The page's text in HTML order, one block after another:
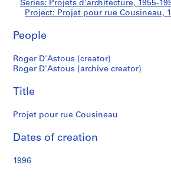
s
o
u
s
f
o
d
Cousineau
Series: Projets d'architecture, 1955-
Project: Projet pour rue Cousineau,
People
Roger D'Astous (creator)
Roger D'Astous (archive creator)
Title
Projet pour rue Cousineau
Dates of creation
1996